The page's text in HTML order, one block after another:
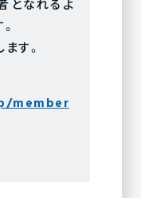
となれるよ
す。
member